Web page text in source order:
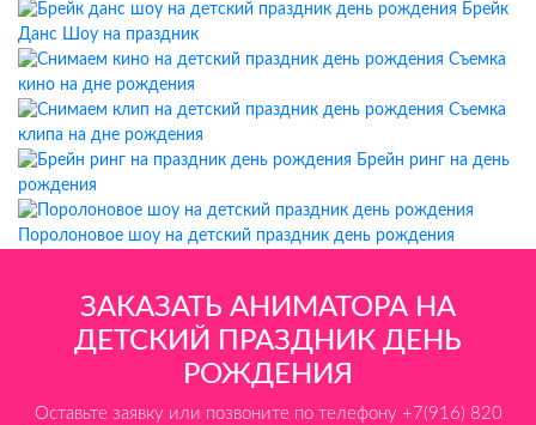
Брейк
Данс Шоу на праздник
Съемка
кино на дне рождения
Съемка
клипа на дне рождения
Брейн ринг на день
рождения
Поролоновое шоу на детский праздник день рождения
ЗАКАЗАТЬ АНИМАТОРА НА
ДЕТСКИЙ ПРАЗДНИК ДЕНЬ
РОЖДЕНИЯ
Оставьте заявку или позвоните по телефону +7(916) 820